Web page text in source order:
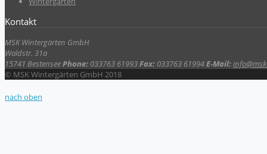
Kontakt
MSK Wintergärten GmbH
Waldstr. 31a
15741 BestenseePhone: 033763 61993Fax: 033763 61994E-Mail:
© MSK Wintergärten GmbH 2018
nach oben